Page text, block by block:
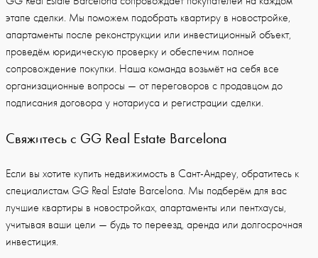
этапе сделки. Мы поможем подобрать квартиру в новостройке,
апартаменты после реконструкции или инвестиционный объект,
проведём юридическую проверку и обеспечим полное
сопровождение покупки. Наша команда возьмёт на себя все
организационные вопросы — от переговоров с продавцом до
подписания договора у нотариуса и регистрации сделки.
Свяжитесь с GG Real Estate Barcelona
Если вы хотите купить недвижимость в Сант-Андреу, обратитесь к
специалистам GG Real Estate Barcelona. Мы подберём для вас
лучшие квартиры в новостройках, апартаменты или пентхаусы,
учитывая ваши цели — будь то переезд, аренда или долгосрочная
инвестиция.